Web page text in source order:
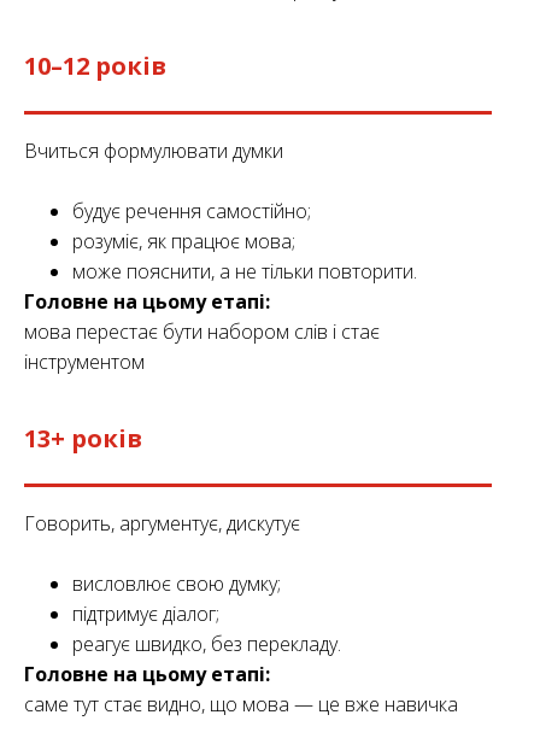
10–12 років
Вчиться формулювати думки
будує речення самостійно;
розуміє, як працює мова;
може пояснити, а не тільки повторити.
Головне на цьому етапі:
мова перестає бути набором слів і стає
інструментом
13+ років
Говорить, аргументує, дискутує
висловлює свою думку;
підтримує діалог;
реагує швидко, без перекладу.
Головне на цьому етапі:
саме тут стає видно, що мова — це вже навичка